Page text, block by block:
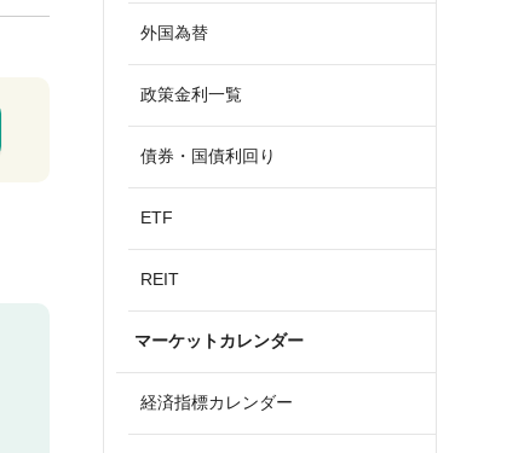
外国為替
政策金利一覧
債券・国債利回り
ETF
REIT
マーケットカレンダー
経済指標カレンダー